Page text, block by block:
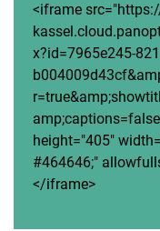
<iframe
x?id=7965e245-
height="405"
#464646;"
</iframe>